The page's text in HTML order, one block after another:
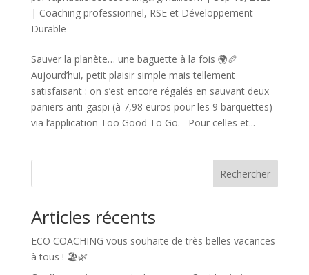
| Coaching professionnel, RSE et Développement
Durable
Sauver la planète… une baguette à la fois 🌍🥖
Aujourd’hui, petit plaisir simple mais tellement
satisfaisant : on s’est encore régalés en sauvant deux
paniers anti-gaspi (à 7,98 euros pour les 9 barquettes)
via l’application Too Good To Go. Pour celles et...
Rechercher
Articles récents
ECO COACHING vous souhaite de très belles vacances
à tous ! 🏖️🌿